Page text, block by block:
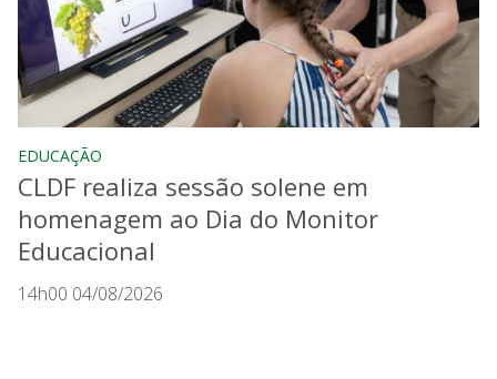
EDUCAÇÃO
CLDF realiza sessão solene em
homenagem ao Dia do Monitor
Educacional
14h00 04/08/2026